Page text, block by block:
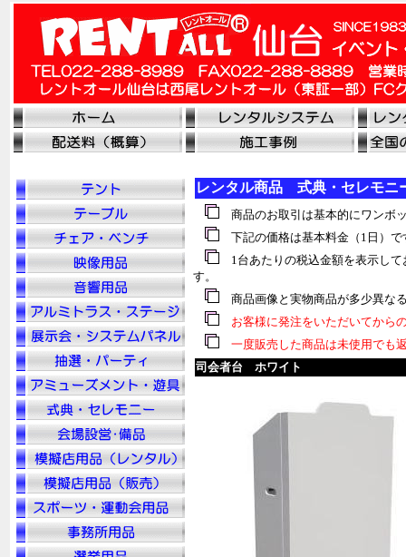
レンタル商品 式典・セレモニ
商品のお取引は基本的にワンボ
下記の価格は基本料金（1日）で
1台あたりの税込金額を表示して
す。
商品画像と実物商品が多少異な
お客様に発注をいただいてから
一度販売した商品は未使用でも
司会者台 ホワイト